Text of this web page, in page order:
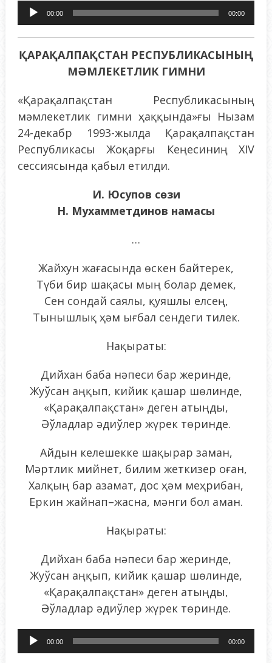
Audio
Pleyer
00:00 00:00
ҚАРАҚАЛПАҚСТАН РЕСПУБЛИКАСЫНЫҢ
МӘМЛЕКЕТЛИК ГИМНИ
«Қарақалпақстан Республикасының
мәмлекетлик гимни ҳаққында»ғы Нызам
24-декабр 1993-жылда Қарақалпақстан
Республикасы Жоқарғы Кеңесиниң ХIV
сессиясында қабыл етилди.
И. Юсупов сөзи
Н. Мухамметдинов намасы
…
Жайхун жағасында өскен байтерек,
Түби бир шақасы мың болар демек,
Сен сондай саялы, қуяшлы елсең,
Тынышлық ҳәм ығбал сендеги тилек.
Нақыраты:
Дийхан баба нәпеси бар жеринде,
Жуўсан аңқып, кийик қашар шөлинде,
«Қарақалпақстан» деген атыңды,
Әўладлар әдиўлер жүрек төринде.
Айдын келешекке шақырар заман,
Мәртлик мийнет, билим жеткизер оған,
Халқың бар азамат, дос ҳәм меҳрибан,
Еркин жайнап–жасна, мәнги бол аман.
Нақыраты:
Дийхан баба нәпеси бар жеринде,
Жуўсан аңқып, кийик қашар шөлинде,
«Қарақалпақстан» деген атыңды,
Әўладлар әдиўлер жүрек төринде.
Audio
Pleyer
00:00 00:00